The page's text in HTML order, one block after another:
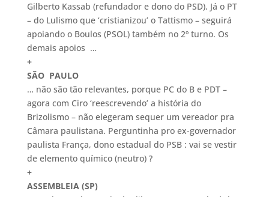
Gilberto Kassab (refundador e dono do PSD). Já o PT
– do Lulismo que ‘cristianizou’ o Tattismo – seguirá
apoiando o Boulos (PSOL) também no 2º turno. Os
demais apoios …
+
SÃO PAULO
… não são tão relevantes, porque PC do B e PDT –
agora com Ciro ‘reescrevendo’ a história do
Brizolismo – não elegeram sequer um vereador pra
Câmara paulistana. Perguntinha pro ex-governador
paulista França, dono estadual do PSB : vai se vestir
de elemento químico (neutro) ?
+
ASSEMBLEIA (SP)